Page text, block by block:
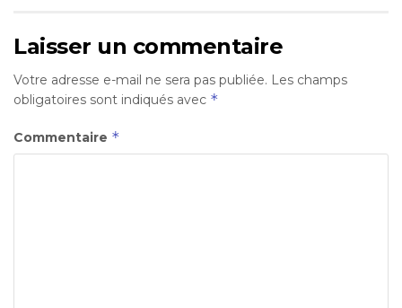
Laisser un commentaire
Votre adresse e-mail ne sera pas publiée. Les champs
obligatoires sont indiqués avec *
Commentaire *